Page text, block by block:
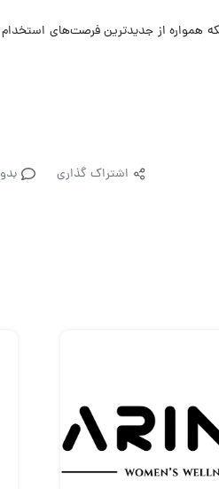
برای اینکه همواره از جدیدترین فرصت‌های
اشتراک گذاری